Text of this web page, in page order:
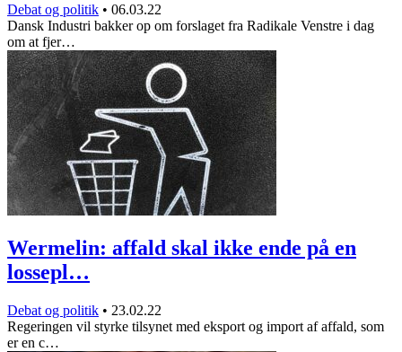
Debat og politik • 06.03.22
Dansk Industri bakker op om forslaget fra Radikale Venstre i dag
om at fjer…
Wermelin: affald skal ikke ende på en
lossepl…
Debat og politik • 23.02.22
Regeringen vil styrke tilsynet med eksport og import af affald, som
er en c…